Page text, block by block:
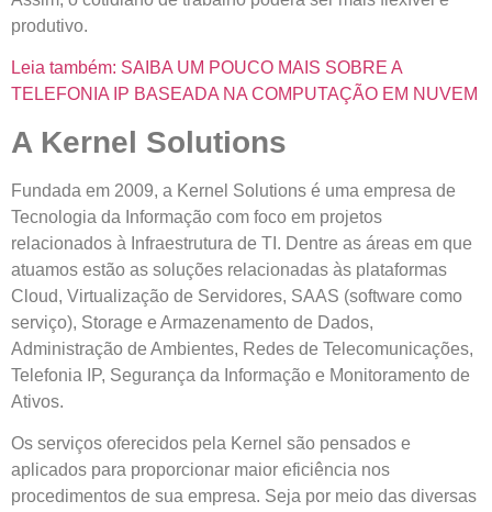
produtivo.
Leia também: SAIBA UM POUCO MAIS SOBRE A
TELEFONIA IP BASEADA NA COMPUTAÇÃO EM NUVEM
A Kernel Solutions
Fundada em 2009, a Kernel Solutions é uma empresa de
Tecnologia da Informação com foco em projetos
relacionados à Infraestrutura de TI. Dentre as áreas em que
atuamos estão as soluções relacionadas às plataformas
Cloud, Virtualização de Servidores, SAAS (software como
serviço), Storage e Armazenamento de Dados,
Administração de Ambientes, Redes de Telecomunicações,
Telefonia IP, Segurança da Informação e Monitoramento de
Ativos.
Os serviços oferecidos pela Kernel são pensados e
aplicados para proporcionar maior eficiência nos
procedimentos de sua empresa. Seja por meio das diversas